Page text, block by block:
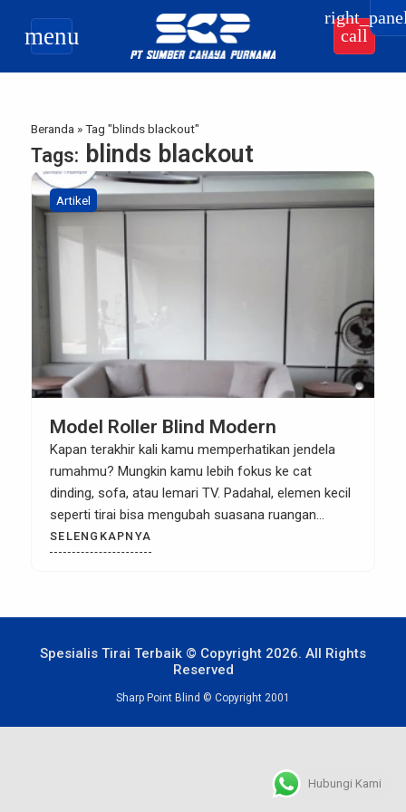
menu call
Beranda »Tag "blinds blackout"
Tags: blinds blackout
Artikel
Model Roller Blind Modern
Kapan terakhir kali kamu memperhatikan jendela
rumahmu? Mungkin kamu lebih fokus ke cat
dinding, sofa, atau lemari TV. Padahal, elemen kecil
seperti tirai bisa mengubah suasana ruangan
secara drastis. Dan di antara berbagai jenis tirai,
roller blind modern jadi pilihan favorit banyak
SELENGKAPNYA
Spesialis Tirai Terbaik © Copyright 2026. All Rights
Reserved
Sharp Point Blind © Copyright 2001
Hubungi Kami